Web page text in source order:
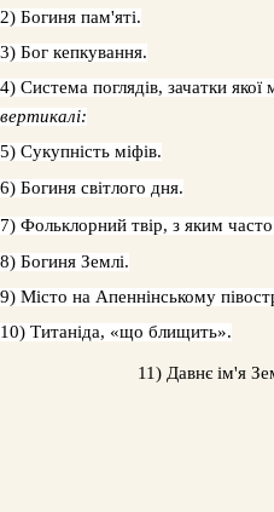
2) Богиня пам'яті.
3) Бог кепкування.
4) Система поглядів, зачатки якої
вертикалі:
5) Сукупність міфів.
6) Богиня світлого дня.
7) Фольклорний твір, з яким
8) Богиня Землі.
9) Місто на Апеннінському
10) Титаніда, «що блищить».
11) Давнє ім'я